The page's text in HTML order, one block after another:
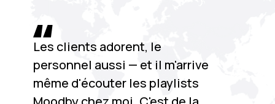
Les clients adorent, le
personnel aussi — et il m'arrive
même d'écouter les playlists